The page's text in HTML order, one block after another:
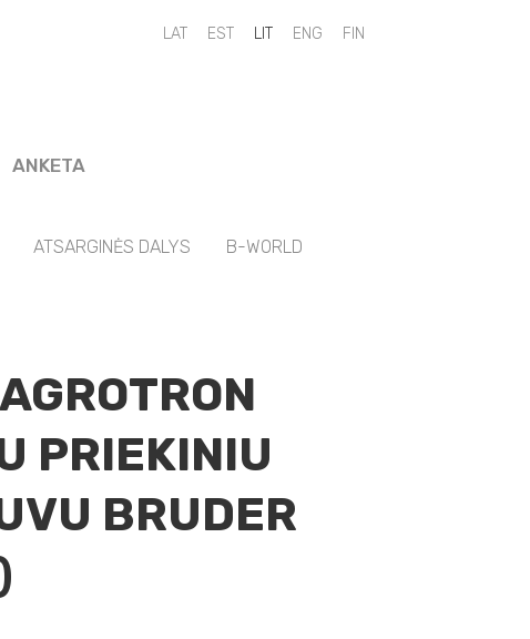
ANKETA
LAT EST LIT ENG FIN
ATSARGINĖS DALYS B-WORLD
PRIEKINIU
BRUDER